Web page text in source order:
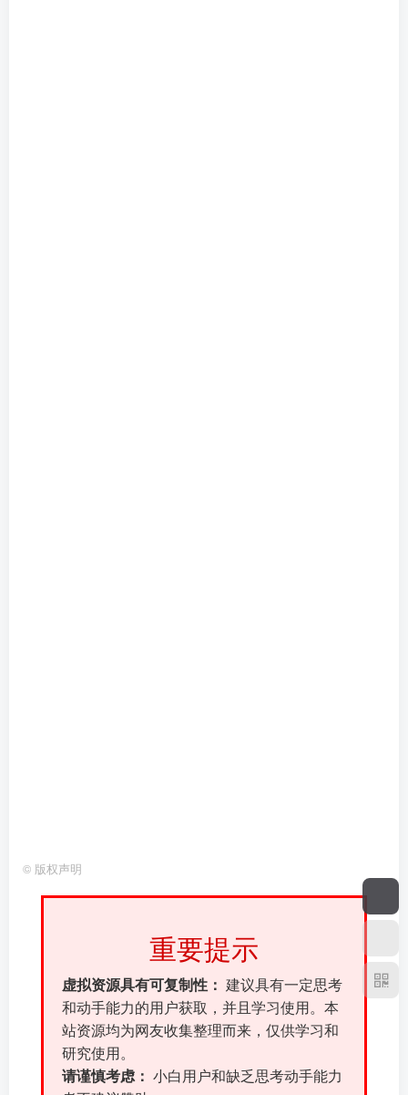
© 版权声明
重要提示
虚拟资源具有可复制性： 建议具有一定思考
和动手能力的用户获取，并且学习使用。本
站资源均为网友收集整理而来，仅供学习和
研究使用。
请谨慎考虑： 小白用户和缺乏思考动手能力